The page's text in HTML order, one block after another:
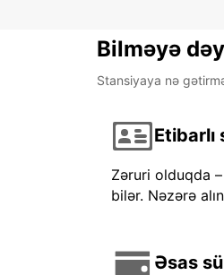
Bilməyə
Stansiyaya nə
Zəruri olduqda
bilər. Nəzərə
Əsas